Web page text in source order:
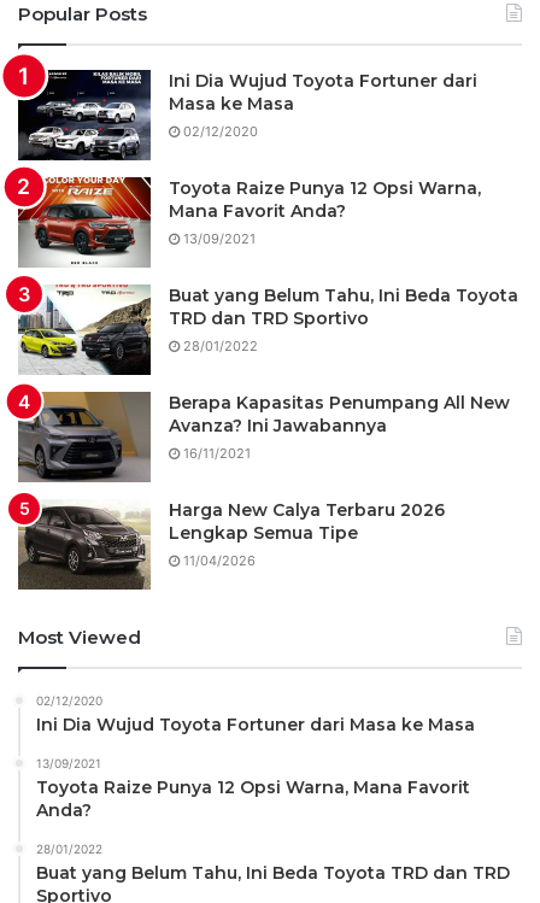
Popular Posts
Ini Dia Wujud Toyota Fortuner dari
Masa ke Masa
02/12/2020
Toyota Raize Punya 12 Opsi Warna,
Mana Favorit Anda?
13/09/2021
Buat yang Belum Tahu, Ini Beda Toyota
TRD dan TRD Sportivo
28/01/2022
Berapa Kapasitas Penumpang All New
Avanza? Ini Jawabannya
16/11/2021
Harga New Calya Terbaru 2026
Lengkap Semua Tipe
11/04/2026
Most Viewed
02/12/2020
Ini Dia Wujud Toyota Fortuner dari Masa ke Masa
13/09/2021
Toyota Raize Punya 12 Opsi Warna, Mana Favorit
Anda?
28/01/2022
Buat yang Belum Tahu, Ini Beda Toyota TRD dan TRD
Sportivo